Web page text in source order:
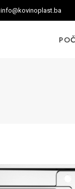
info@kovinoplast.ba